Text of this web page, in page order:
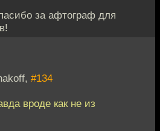
за афтограф для
#134
вроде как не из